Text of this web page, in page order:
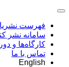
فهرست
سامانه نشر
کارگاه‌ها و
تماس با ما
English